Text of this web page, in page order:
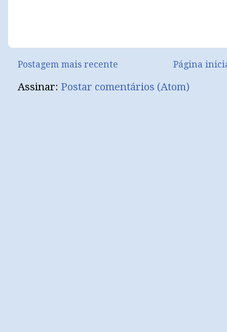
Postagem mais recente Página
Assinar: Postar comentários (Atom)